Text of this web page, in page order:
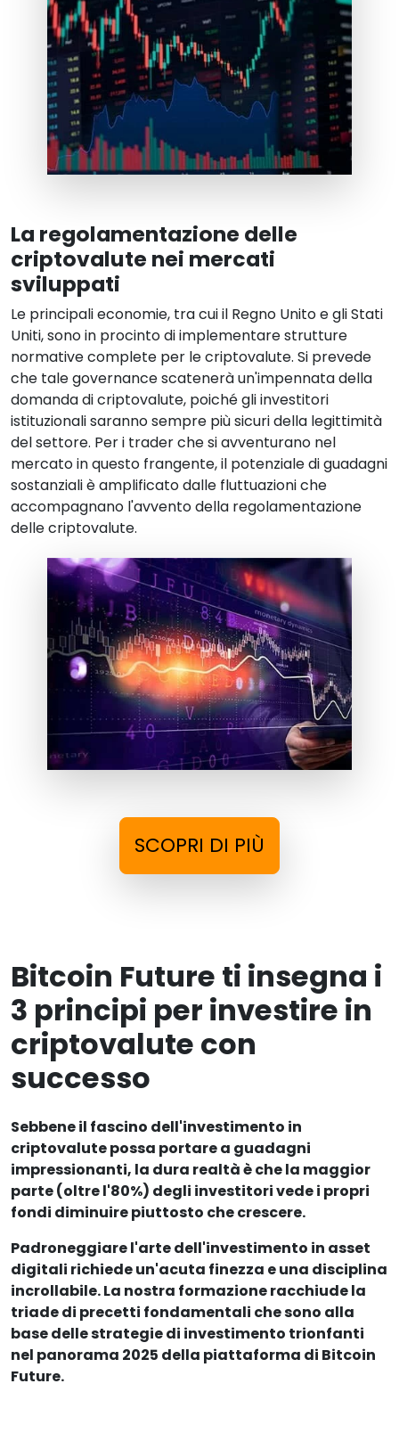
La regolamentazione delle
criptovalute nei mercati
sviluppati
Le principali economie, tra cui il Regno Unito e gli Stati
Uniti, sono in procinto di implementare strutture
normative complete per le criptovalute. Si prevede
che tale governance scatenerà un'impennata della
domanda di criptovalute, poiché gli investitori
istituzionali saranno sempre più sicuri della legittimità
del settore. Per i trader che si avventurano nel
mercato in questo frangente, il potenziale di guadagni
sostanziali è amplificato dalle fluttuazioni che
accompagnano l'avvento della regolamentazione
delle criptovalute.
SCOPRI DI PIÙ
Bitcoin Future ti insegna i
3 principi per investire in
criptovalute con
successo
Sebbene il fascino dell'investimento in
criptovalute possa portare a guadagni
impressionanti, la dura realtà è che la maggior
parte (oltre l'80%) degli investitori vede i propri
fondi diminuire piuttosto che crescere.
Padroneggiare l'arte dell'investimento in asset
digitali richiede un'acuta finezza e una disciplina
incrollabile. La nostra formazione racchiude la
triade di precetti fondamentali che sono alla
base delle strategie di investimento trionfanti
nel panorama 2025 della piattaforma di Bitcoin
Future.